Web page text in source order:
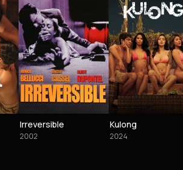
Irreversible
2002
Kulong
2024